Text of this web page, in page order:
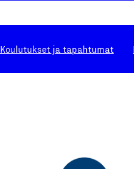
Koulutukset ja tapahtumat